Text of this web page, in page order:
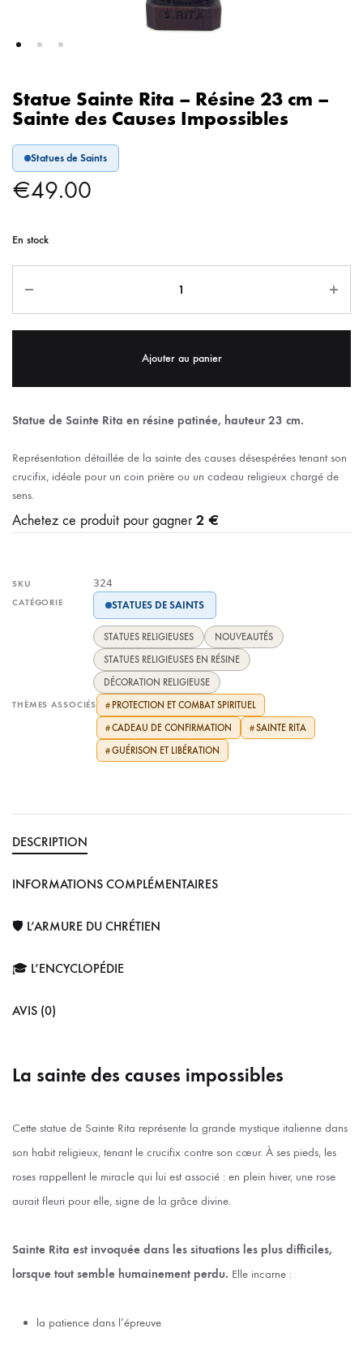
Statue Sainte Rita – Résine 23 cm –
Sainte des Causes Impossibles
Statues de Saints
€49.00
En stock
Ajouter au panier
Statue de Sainte Rita en résine patinée, hauteur 23 cm.
Représentation détaillée de la sainte des causes désespérées tenant son
crucifix, idéale pour un coin prière ou un cadeau religieux chargé de
sens.
Achetez ce produit pour gagner2 €
SKU 324
CATÉGORIE STATUES DE SAINTS
STATUES RELIGIEUSES
NOUVEAUTÉS
STATUES RELIGIEUSES EN RÉSINE
DÉCORATION RELIGIEUSE
THÈMES ASSOCIÉS # PROTECTION ET COMBAT SPIRITUEL
#CADEAU DE CONFIRMATION #SAINTE RITA
#GUÉRISON ET LIBÉRATION
DESCRIPTION
INFORMATIONS COMPLÉMENTAIRES
🛡️ L’ARMURE DU CHRÉTIEN
🎓 L’ENCYCLOPÉDIE
AVIS (0)
La sainte des causes impossibles
Cette statue de Sainte Rita représente la grande mystique italienne dans
son habit religieux, tenant le crucifix contre son cœur. À ses pieds, les
roses rappellent le miracle qui lui est associé : en plein hiver, une rose
aurait fleuri pour elle, signe de la grâce divine.
Sainte Rita est invoquée dans les situations les plus difficiles,
lorsque tout semble humainement perdu. Elle incarne :
la patience dans l’épreuve